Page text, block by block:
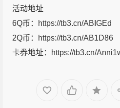
活动地址
6Q币：https://tb3.cn/ABIGEd
2Q币：https://tb3.cn/AB1D86
卡券地址：https://tb3.cn/